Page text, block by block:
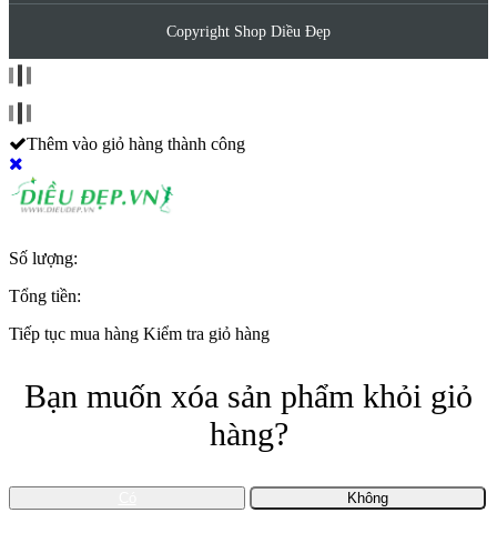
Copyright Shop Diều Đẹp
Thêm vào giỏ hàng thành công
Số lượng:
Tổng tiền:
Tiếp tục mua hàng Kiểm tra giỏ hàng
Bạn muốn xóa sản phẩm khỏi giỏ
hàng?
Không